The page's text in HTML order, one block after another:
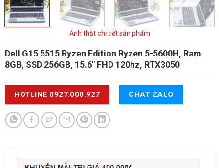
Ảnh thật chi tiết sản phẩm
Dell G15 5515 Ryzen Edition Ryzen 5-5600H, Ram
8GB, SSD 256GB, 15.6" FHD 120hz, RTX3050
HOTLINE 0927.000.927 CHAT ZALO